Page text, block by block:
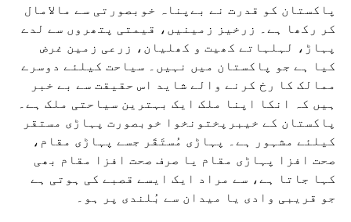
پاکستان کو قدرت نے بےپناہ خوبصورتی سے مالامال
کر رکھا ہے۔ زرخیز زمینیں، قیمتی پتھروں سے لدے
پہاڑ، لہلہاتے کھیت و کھلیان، زرعی زمین غرض
کیا ہے جو پاکستان میں نہیں۔ سیاحت کیلئے دوسرے
ممالک کا رخ کرنے والے شاید اس حقیقت سے بے خبر
ہیں کہ انکا اپنا ملک ایک بہترین سیاحتی ملک ہے۔
پاکستان کے خیبرپختونخوا خوبصورت پہاڑی مستقر
کیلئے مشہور ہے۔ پہاڑی مُستَقَر جسے پہاڑی مقام،
صحت افزا پہاڑی مقام یا صرف صحت افزا مقام بھی
کہا جاتا ہے، سے مراد ایک ایسے قصبے کی ہوتی ہے
جو قریبی وادی یا میدان سے بُلندی پر ہو۔